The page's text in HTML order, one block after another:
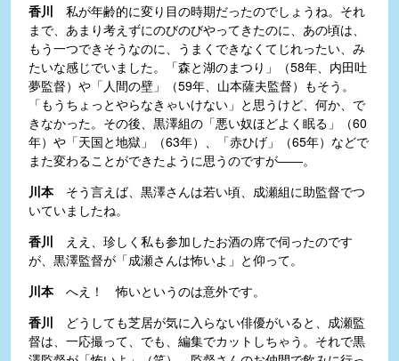
香川 私が年齢的に変り目の時期だったのでしょうね。それ
まで、あまり考えずにのびのびやってきたのに、あの頃は、
もう一つできそうなのに、うまくできなくてじれったい、み
たいな感じでいました。「森と湖のまつり」（58年、内田吐
夢監督）や「人間の壁」（59年、山本薩夫監督）もそう。
「もうちょっとやらなきゃいけない」と思うけど、何か、で
きなかった。その後、黒澤組の「悪い奴ほどよく眠る」（60
年）や「天国と地獄」（63年）、「赤ひげ」（65年）などで
また変わることができたように思うのですが――。
川本そう言えば、黒澤さんは若い頃、成瀬組に助監督でつ
いていましたね。
香川 ええ、珍しく私も参加したお酒の席で伺ったのです
が、黒澤監督が「成瀬さんは怖いよ」と仰って。
川本へえ！ 怖いというのは意外です。
香川 どうしても芝居が気に入らない俳優がいると、成瀬監
督は、一応撮って、でも、編集でカットしちゃう。それで黒